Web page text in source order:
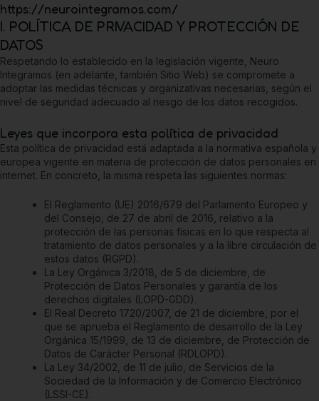
https://neurointegramos.com/
I. POLÍTICA DE PRIVACIDAD Y PROTECCIÓN DE
DATOS
Respetando lo establecido en la legislación vigente, Neuro
Integramos (en adelante, también Sitio Web) se compromete a
adoptar las medidas técnicas y organizativas necesarias, según el
nivel de seguridad adecuado al riesgo de los datos recogidos.
Leyes que incorpora esta política de privacidad
Esta política de privacidad está adaptada a la normativa española y
europea vigente en materia de protección de datos personales en
internet. En concreto, la misma respeta las siguientes normas:
El Reglamento (UE) 2016/679 del Parlamento Europeo y
del Consejo, de 27 de abril de 2016, relativo a la
protección de las personas físicas en lo que respecta al
tratamiento de datos personales y a la libre circulación de
estos datos (RGPD).
La Ley Orgánica 3/2018, de 5 de diciembre, de
Protección de Datos Personales y garantía de los
derechos digitales (LOPD-GDD).
El Real Decreto 1720/2007, de 21 de diciembre, por el
que se aprueba el Reglamento de desarrollo de la Ley
Orgánica 15/1999, de 13 de diciembre, de Protección de
Datos de Carácter Personal (RDLOPD).
La Ley 34/2002, de 11 de julio, de Servicios de la
Sociedad de la Información y de Comercio Electrónico
(LSSI-CE).